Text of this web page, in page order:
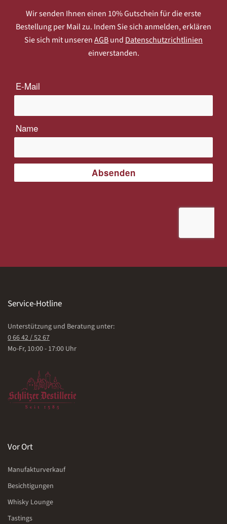
Wir senden Ihnen einen 10% Gutschein für die erste
Bestellung per Mail zu. Indem Sie sich anmelden, erklären
Sie sich mit unserenAGBund Datenschutzrichtlinien
einverstanden.
Service-Hotline
Unterstützung und Beratung unter:
0 66 42 / 52 67
Mo-Fr, 10:00 - 17:00 Uhr
Vor Ort
Manufakturverkauf
Besichtigungen
Whisky Lounge
Tastings